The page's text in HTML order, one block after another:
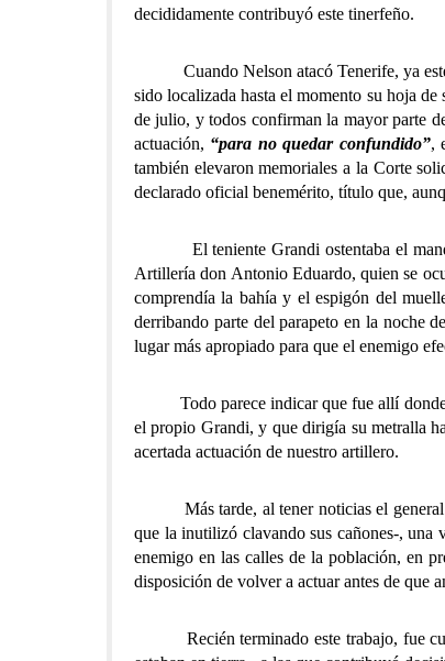
decididamente contribuyó este tinerfeño.
Cuando Nelson atacó Tenerife, ya este
sido localizada hasta el momento su hoja
de julio, y todos confirman la mayor parte
actuación, “para no quedar confundido”,
también elevaron memoriales a la Corte
declarado oficial benemérito, título que,
El teniente Grandi ostentaba el mando
Artillería don Antonio Eduardo, quien se
comprendía la bahía y el espigón del
derribando parte del parapeto en la noche
lugar más apropiado para que el enemigo
Todo parece indicar que fue allí donde
el propio Grandi, y que dirigía su metralla
acertada actuación de nuestro artillero.
Más tarde, al tener noticias el general
que la inutilizó clavando sus cañones-, una
enemigo en las calles de la población, en
disposición de volver a actuar antes de que
Recién terminado este trabajo, fue